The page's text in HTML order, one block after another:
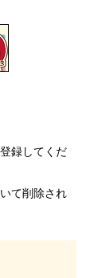
録してくだ
て削除され